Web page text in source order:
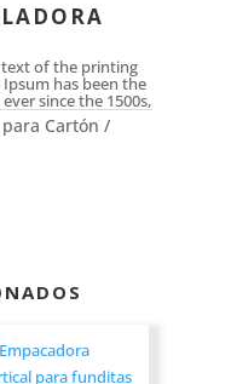
of the printing
has been the
since the 1500s,
Cartón